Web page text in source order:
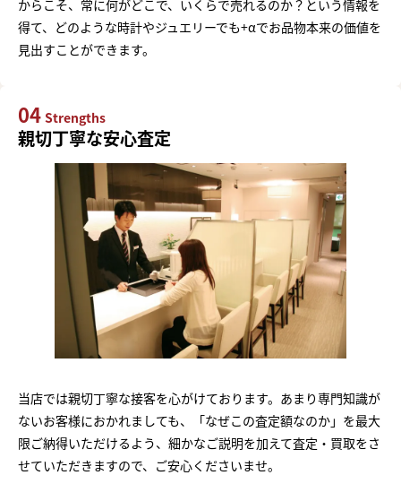
からこそ、常に何がどこで、いくらで売れるのか？という情報を
得て、どのような時計やジュエリーでも+αでお品物本来の価値を
見出すことができます。
04 Strengths
親切丁寧な安心査定
当店では親切丁寧な接客を心がけております。あまり専門知識が
ないお客様におかれましても、「なぜこの査定額なのか」を最大
限ご納得いただけるよう、細かなご説明を加えて査定・買取をさ
せていただきますので、ご安心くださいませ。